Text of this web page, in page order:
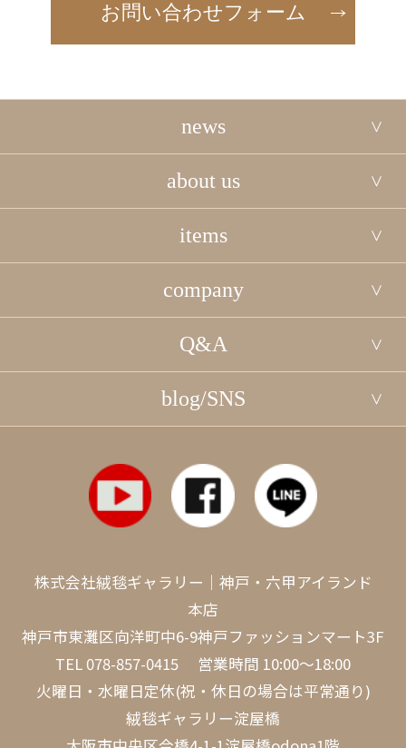
お問い合わせフォーム
news
about us
items
company
Q&A
blog/SNS
株式会社絨毯ギャラリー｜神戸・六甲アイランド
本店
神戸市東灘区向洋町中6-9神戸ファッションマート3F
TEL 078-857-0415 営業時間 10:00～18:00
火曜日・水曜日定休(祝・休日の場合は平常通り)
絨毯ギャラリー淀屋橋